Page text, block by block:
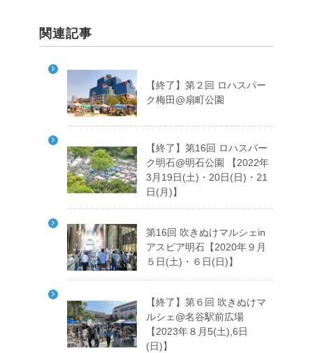
関連記事
【終了】第２回 ロハスパー
ク梅田@扇町公園
【終了】第16回 ロハスパー
ク明石@明石公園 【2022年
3月19日(土)・20日(日)・21
日(月)】
第16回 吹きぬけマルシェin
アスピア明石【2020年９月
５日(土)・６日(日)】
【終了】第６回 吹きぬけマ
ルシェ@名谷駅前広場
【2023年８月5(土),6日
(日)】